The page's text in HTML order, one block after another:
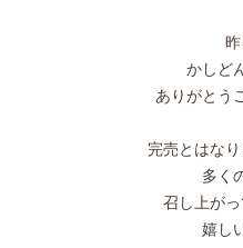
かしど
ありがとう
完売とはな
多く
召し上が
嬉し